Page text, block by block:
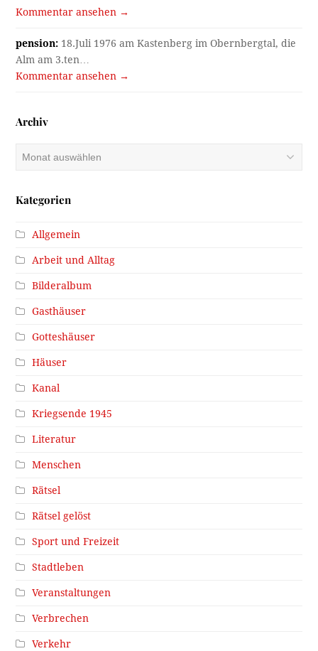
Kommentar ansehen →
pension: 18.Juli 1976 am Kastenberg im Obernbergtal, die
Alm am 3.ten…
Kommentar ansehen →
Archiv
Kategorien
Allgemein
Arbeit und Alltag
Bilderalbum
Gasthäuser
Gotteshäuser
Häuser
Kanal
Kriegsende 1945
Literatur
Menschen
Rätsel
Rätsel gelöst
Sport und Freizeit
Stadtleben
Veranstaltungen
Verbrechen
Verkehr